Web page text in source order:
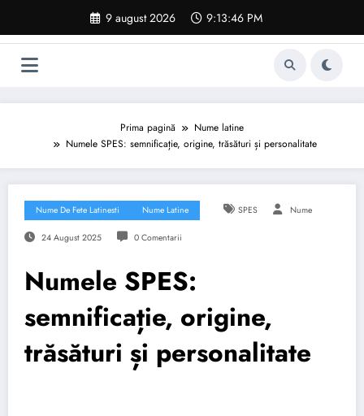
conținut
9 august 2026 9:13:47 PM
Prima pagină
Nume latine
Numele SPES: semnificație, origine, trăsături și personalitate
Nume De Fete Latinesti Nume Latine SPES Nume
24 August 2025 0 Comentarii
Numele SPES:
semnificație, origine,
trăsături și personalitate